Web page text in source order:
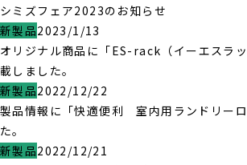
シミズフェア2023のお知らせ
新製品2023/1/13
オリジナル商品に「ES-rack（イーエスラ
載しました。
新製品2022/12/22
製品情報に「快適便利 室内用ランドリー
た。
新製品2022/12/21